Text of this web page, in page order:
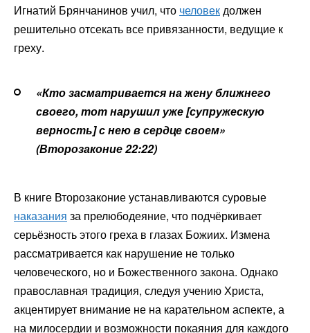
Игнатий Брянчанинов учил, что человекдолжен
решительно отсекать все привязанности, ведущие к
греху.
«Кто засматривается на жену ближнего
своего, тот нарушил уже [супружескую
верность] с нею в сердце своем»
(Второзаконие 22:22)
В книге Второзаконие устанавливаются суровые
наказания за прелюбодеяние, что подчёркивает
серьёзность этого греха в глазах Божиих. Измена
рассматривается как нарушение не только
человеческого, но и Божественного закона. Однако
православная традиция, следуя учению Христа,
акцентирует внимание не на карательном аспекте, а
на милосердии и возможности покаяния для каждого